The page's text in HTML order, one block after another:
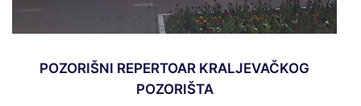
POZORIŠNI REPERTOAR KRALJEVAČKOG
POZORIŠTA